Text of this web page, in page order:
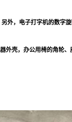
外，电子打字机的数字
壳，办公用椅的角轮、